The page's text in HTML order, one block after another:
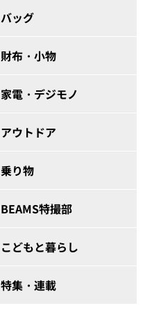
バッグ
財布・小物
家電・デジモノ
アウトドア
乗り物
BEAMS特撮部
こどもと暮らし
特集・連載